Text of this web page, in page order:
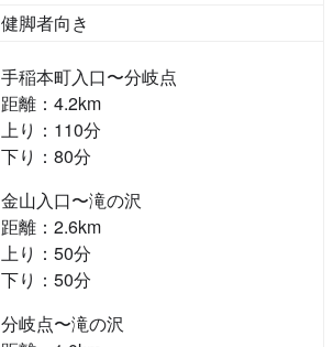
健脚者向き
手稲本町入口〜分岐点
距離：4.2km
上り：110分
下り：80分
金山入口〜滝の沢
距離：2.6km
上り：50分
下り：50分
分岐点〜滝の沢